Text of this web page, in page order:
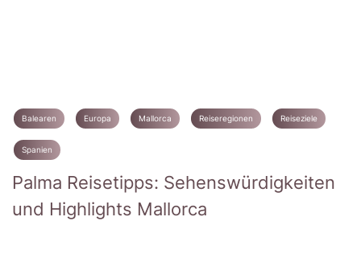
Balearen Europa Mallorca Reiseregionen Reiseziele
Spanien
Palma Reisetipps: Sehenswürdigkeiten
und Highlights Mallorca